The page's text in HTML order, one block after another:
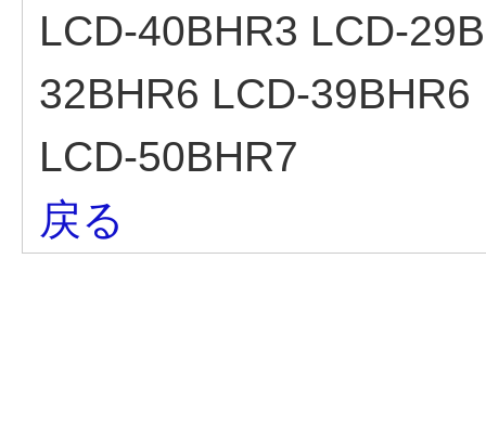
LCD-40BHR3 LCD-
32BHR6 LCD-
LCD-50BHR7
戻る